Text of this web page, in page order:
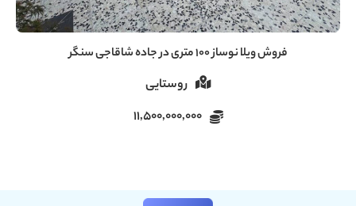
فروش ویلا ۶۰ متری دنج در سروندان سنگر رشت